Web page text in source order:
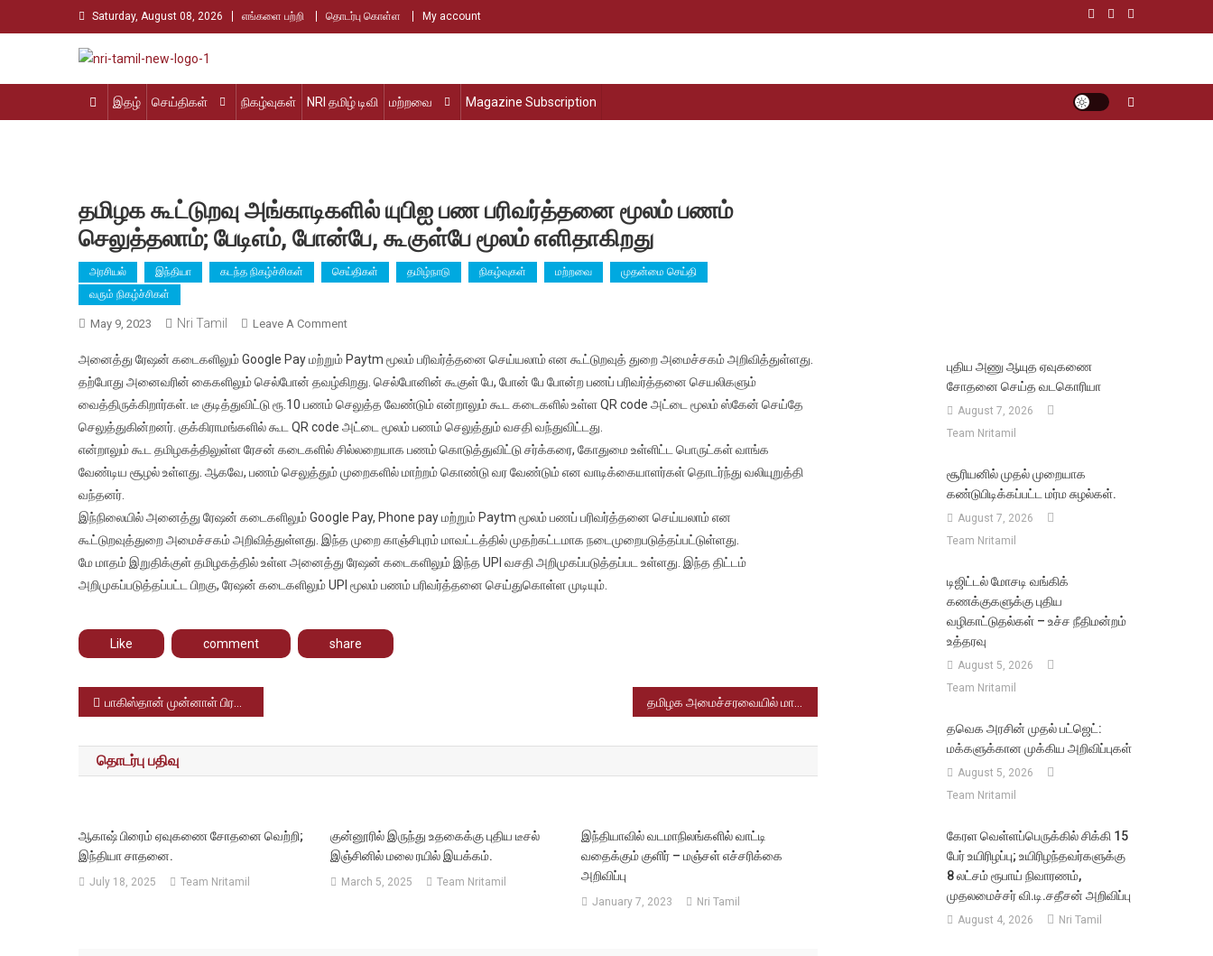
to
Saturday, August 08, 2026 எங்களை பற்றி தொடர்பு கொள்ள My account
Nri Tamil
உலக தமிழர்களின் உரத்த குரல்
இதழ்
செய்திகள் நிகழ்வுகள் NRI தமிழ் டிவி மற்றவை Magazine Subscription
தமிழக கூட்டுறவு அங்காடிகளில் யுபிஐ பண பரிவர்த்தனை மூலம் பணம்
செலுத்தலாம்; பேடிஎம், போன்பே, கூகுள்பே மூலம் எளிதாகிறது
அரசியல் இந்தியா கடந்த நிகழ்ச்சிகள் செய்திகள் தமிழ்நாடு நிகழ்வுகள் மற்றவை
முதன்மை செய்தி
வரும் நிகழ்ச்சிகள்
May 9, 2023 Nri Tamil Leave A CommentOn
கூட்டுறவு
அங்காடிகளில்
யுபிஐ
பண
பரிவர்த்தனை
மூலம்
செலுத்தலாம்;
போன்பே,
கூகுள்பே
மூலம்
அனைத்து ரேஷன் கடைகளிலும் Google Pay மற்றும் Paytm மூலம் பரிவர்த்தனை செய்யலாம் என கூட்டுறவுத் துறை அமைச்சகம் அறிவித்துள்ளது.
தற்போது அனைவரின் கைகளிலும் செல்போன் தவழ்கிறது. செல்போனின் கூகுள் பே, போன் பே போன்ற பணப் பரிவர்த்தனை செயலிகளும்
வைத்திருக்கிறார்கள். டீ குடித்துவிட்டு ரூ.10 பணம் செலுத்த வேண்டும் என்றாலும் கூட கடைகளில் உள்ள QR code அட்டை மூலம் ஸ்கேன் செய்தே
செலுத்துகின்றனர். குக்கிராமங்களில் கூட QR code அட்டை மூலம் பணம் செலுத்தும் வசதி வந்துவிட்டது.
என்றாலும் கூட தமிழகத்திலுள்ள ரேசன் கடைகளில் சில்லறையாக பணம் கொடுத்துவிட்டு சர்க்கரை, கோதுமை உள்ளிட்ட பொருட்கள் வாங்க
வேண்டிய சூழல் உள்ளது. ஆகவே, பணம் செலுத்தும் முறைகளில் மாற்றம் கொண்டு வர வேண்டும் என வாடிக்கையாளர்கள் தொடர்ந்து வலியுறுத்தி
வந்தனர்.
இந்நிலையில் அனைத்து ரேஷன் கடைகளிலும் Google Pay, Phone pay மற்றும் Paytm மூலம் பணப் பரிவர்த்தனை செய்யலாம் என
கூட்டுறவுத்துறை அமைச்சகம் அறிவித்துள்ளது. இந்த முறை காஞ்சிபுரம் மாவட்டத்தில் முதற்கட்டமாக நடைமுறைபடுத்தப்பட்டுள்ளது.
மே மாதம் இறுதிக்குள் தமிழகத்தில் உள்ள அனைத்து ரேஷன் கடைகளிலும் இந்த UPI வசதி அறிமுகப்படுத்தப்பட உள்ளது. இந்த திட்டம்
அறிமுகப்படுத்தப்பட்ட பிறகு, ரேஷன் கடைகளிலும் UPI மூலம் பணம் பரிவர்த்தனை செய்துகொள்ள முடியும்.
Like comment share
Post
navigation
பாகிஸ்தான் முன்னாள் பிரதமர் இம்ரான் கான் இஸ்லாமாபாத் நீதிமன்ற வளாகத்தில் இராணுவத்தால் அதிரடியாக கைது செய்யப்பட்டார்
தொடர்பு பதிவு
ஆகாஷ் பிரைம் ஏவுகணை சோதனை வெற்றி;
இந்தியா சாதனை.
July 18, 2025 Team Nritamil
குன்னூரில் இருந்து உதகைக்கு புதிய டீசல்
இஞ்சினில் மலை ரயில் இயக்கம்.
March 5, 2025 Team Nritamil
இந்தியாவில் வடமாநிலங்களில் வாட்டி
வதைக்கும் குளிர் – மஞ்சள் எச்சரிக்கை
அறிவிப்பு
January 7, 2023 Nri Tamil
புதிய அணு ஆயுத ஏவுகணை
சோதனை செய்த வடகொரியா
August 7, 2026
Team Nritamil
சூரியனில் முதல் முறையாக
கண்டுபிடிக்கப்பட்ட மர்ம சுழல்கள்.
August 7, 2026
Team Nritamil
டிஜிட்டல் மோசடி வங்கிக்
கணக்குகளுக்கு புதிய
வழிகாட்டுதல்கள் – உச்ச நீதிமன்றம்
உத்தரவு
August 5, 2026
Team Nritamil
தவெக அரசின் முதல் பட்ஜெட்:
மக்களுக்கான முக்கிய அறிவிப்புகள்
August 5, 2026
Team Nritamil
கேரள வெள்ளப்பெருக்கில் சிக்கி 15
பேர் உயிரிழப்பு; உயிரிழந்தவர்களுக்கு
8 லட்சம் ரூபாய் நிவாரணம்,
முதலமைச்சர் வி.டி.சதீசன் அறிவிப்பு
August 4, 2026 Nri Tamil